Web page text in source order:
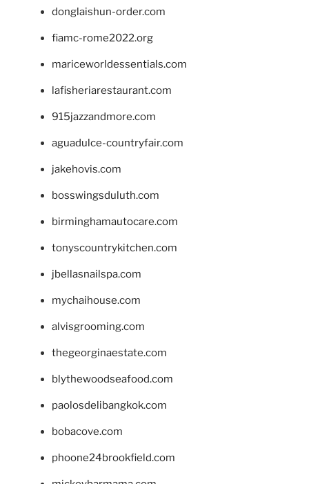
donglaishun-order.com
fiamc-rome2022.org
mariceworldessentials.com
lafisheriarestaurant.com
915jazzandmore.com
aguadulce-countryfair.com
jakehovis.com
bosswingsduluth.com
birminghamautocare.com
tonyscountrykitchen.com
jbellasnailspa.com
mychaihouse.com
alvisgrooming.com
thegeorginaestate.com
blythewoodseafood.com
paolosdelibangkok.com
bobacove.com
phoone24brookfield.com